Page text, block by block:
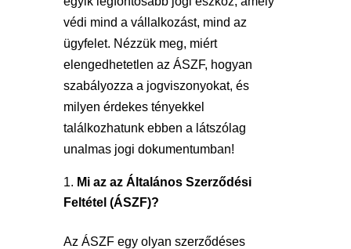
védi mind a vállalkozást, mind az
ügyfelet. Nézzük meg, miért
elengedhetetlen az ÁSZF, hogyan
szabályozza a jogviszonyokat, és
milyen érdekes tényekkel
találkozhatunk ebben a látszólag
unalmas jogi dokumentumban!
Mi az az Általános Szerződési
Feltétel (ÁSZF)?
Az ÁSZF egy olyan szerződéses